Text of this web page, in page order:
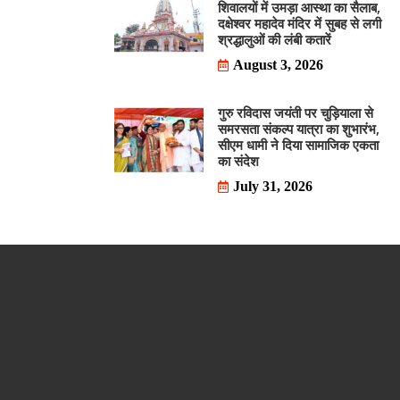
शिवालयों में उमड़ा आस्था का सैलाब,
दक्षेश्वर महादेव मंदिर में सुबह से लगी
श्रद्धालुओं की लंबी कतारें
August 3, 2026
गुरु रविदास जयंती पर चुड़ियाला से
समरसता संकल्प यात्रा का शुभारंभ,
सीएम धामी ने दिया सामाजिक एकता
का संदेश
July 31, 2026